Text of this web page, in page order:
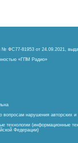
ФС77-81953 от 24.09.2021,
«ГПМ Радио»
вопросам нарушения авторских
(информационные
Федерации)